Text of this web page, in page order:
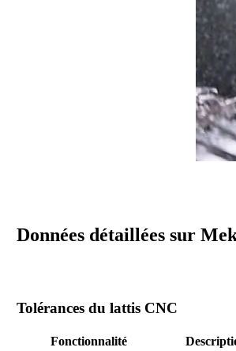
Données détaillées sur
Tolérances du lattis CNC
Fonctionnalité